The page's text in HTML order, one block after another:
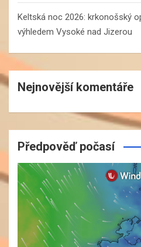
Keltská noc 2026: krkonošský
výhledem Vysoké nad Jizerou
Nejnovější komentáře
Předpověď počasí